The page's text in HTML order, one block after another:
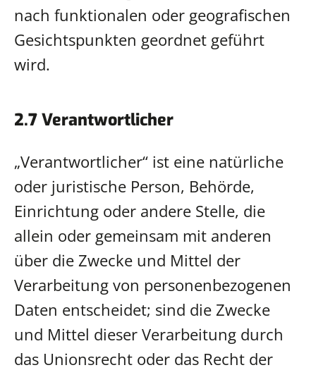
nach funktionalen oder geografischen
Gesichtspunkten geordnet geführt
wird.
2.7 Verantwortlicher
„Verantwortlicher“ ist eine natürliche
oder juristische Person, Behörde,
Einrichtung oder andere Stelle, die
allein oder gemeinsam mit anderen
über die Zwecke und Mittel der
Verarbeitung von personenbezogenen
Daten entscheidet; sind die Zwecke
und Mittel dieser Verarbeitung durch
das Unionsrecht oder das Recht der